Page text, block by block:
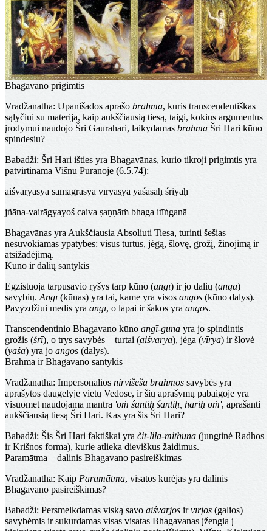
Bhagavano prigimtis
Vradžanatha: Upanišados aprašo brahma, kuris transcendentiškas
sąlyčiui su materija, kaip aukščiausią tiesą, taigi, kokius argumentus
įrodymui naudojo Šri Gaurahari, laikydamas brahma Šri Hari kūno
spindesiu?
Babadži: Šri Hari išties yra Bhagavānas, kurio tikroji prigimtis yra
patvirtinama Višnu Puranoje (6.5.74):
aiśvaryasya samagrasya vīryasya yaśasaḥ śriyaḥ
jñāna-vairāgyayoś caiva ṣaṇṇāṁ bhaga itīṅganā
Bhagavānas yra Aukščiausia Absoliuti Tiesa, turinti šešias
nesuvokiamas ypatybes: visus turtus, jėgą, šlovę, grožį, žinojimą ir
atsižadėjimą.
Kūno ir dalių santykis
Egzistuoja tarpusavio ryšys tarp kūno (angī) ir jo dalių (anga)
savybių. Angī(kūnas) yra tai, kame yra visos angos (kūno dalys).
Pavyzdžiui medis yra angī, o lapai ir šakos yra angos.
Transcendentinio Bhagavano kūno angī-guna yra jo spindintis
grožis (śrī), o trys savybės – turtai (aiśvarya), jėga (vīrya) ir šlovė
(yaśa) yra jo angos (dalys).
Brahma ir Bhagavano santykis
Vradžanatha: Impersonalios nirvišeša brahmos savybės yra
aprašytos daugelyje vietų Vedose, ir šių aprašymų pabaigoje yra
visuomet naudojama mantra 'oṁ śāntiḥ śāntiḥ, hariḥ oṁ', aprašanti
aukščiausią tiesą Šri Hari. Kas yra šis Šri Hari?
Babadži: Šis Šri Hari faktiškai yra čit-lila-mithuna (jungtinė Radhos
ir Krišnos forma), kurie atlieka dieviškus žaidimus.
Paramātma – dalinis Bhagavano pasireiškimas
Vradžanatha: Kaip Paramātma, visatos kūrėjas yra dalinis
Bhagavano pasireiškimas?
Babadži: Persmelkdamas viską savo aiśvarjos irvīrjos (galios)
savybėmis ir sukurdamas visas visatas Bhagavanas įžengia į